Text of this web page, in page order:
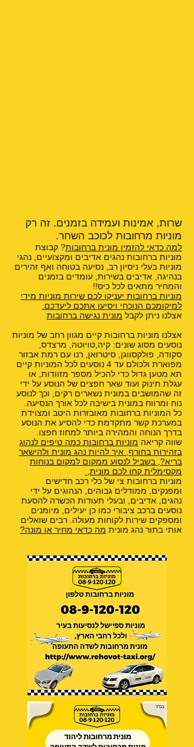
שרות, אמינות ועמידה בזמנים. זה רק
מוניות מרחובות לכוכב השחר.
למה כדאי להזמין מונית ברחובות? קבוצת
מוניות ברחובות נהגים אדיבים ומקצועיים, נהגי
מוניות בעלי ניסיון רב, נסיעה בטוחה ואף זהירים
בנהיגה, אדיבים בשירות, עומדים בזמנים
והמחיר מתאים לכל כיס!!
מוניות ברחובות יעניקו לכם שירות מוניות מידי
למיקומכם הנוכחי ויסיעו אתכם ליעדכם.
אצלנו ניתן לקבל מונית נגישה ברחובות
אצלנו מוניות ברחובות קיים מגוון רחב של מוניות
נוסעים מסוג שונים: קיה,טויוטה, מרצדס,
סקודה, פולקסווגן, סיטרואן, רנו עם רמת אבזור
מפוארת ולכולם עד 4 נוסעים לכל המוניות קיים
תא מטען גדול כדי להכיל מספר מזוודות, או
עגלת תינוק ועוד שאר חפצים של הנוסע על ידי
זה שהמושבים במונית נשארים רקים, וכך לנוסע
נוח ומרווח במונית בישיבה לכל אורך הנסיעה.
כל המוניות ברחובות מאובזרות היטב ומצוידת
במערכת קשר מתקדמת כדי להסיע את הנוסע
בדרך הנוחה והמהירה ביותר למחוז חפצו.
שווה קריאה מוניות ברחובות כמה טיפים לנהוג
בזהירות בחורף
איך להיות נהג מונית ולהישאר
בריא? בשביל לנסוע ממקום למקום בנוחות
מקסימלית קחו לכם מונית
מוניות ברחובות צי של כלי רכב חדישים
ומפנקים, ממודלים גבוהים, הנהוגים על ידי
נהגים, אדיבים, ובעלי תעודות הכשרה להסעת
נוסעים ברכב ציבורי כמו כן יעילים, מיומנים
ומספקים שירות לקוחות מעולה. רבים שואלים
אותי בתור נהג מונית מה כדאי מחיר או מונה?